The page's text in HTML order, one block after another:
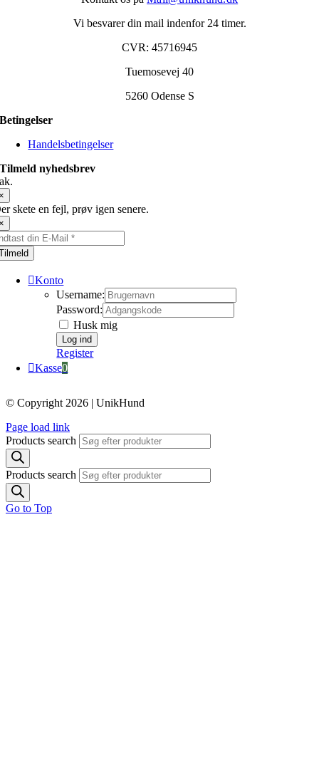
Vi besvarer din mail indenfor 24 timer.
CVR: 45716945
Tuemosevej 40
5260 Odense S
Betingelser
Handelsbetingelser
Tilmeld nyhedsbrev
skete en fejl, prøv igen senere.
Konto
Username:
Password:
Husk mig
Register
Kasse0
© Copyright 2026 | UnikHund
Page load link
Products search
Products search
Go to Top